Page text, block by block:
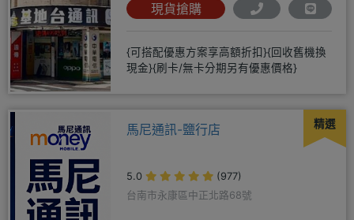
現貨搶購
{可搭配優惠方案享高額折扣}{回收舊機換
現金}{刷卡/無卡分期另有優惠價格}
精選
馬尼通訊-鹽行店
5.0
(977)
台南市永康區中正北路68號